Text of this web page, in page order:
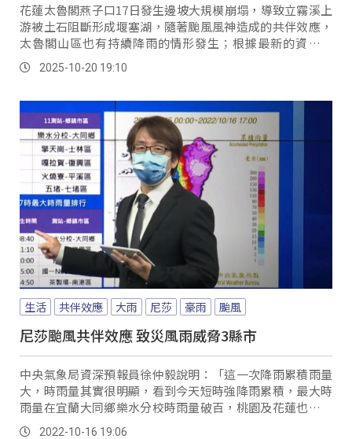
花蓮太魯閣燕子口17日發生邊坡大規模崩塌，導致立霧溪上
游被土石阻斷形成堰塞湖，隨著颱風風神造成的共伴效應，
太魯閣山區也有持續降雨的情形發生；根據最新的資訊指
出，目前水位距離壩頂僅約4.8公尺，秀林鄉公所也在19日啟
動應變措施，針對下游地區包含富世村的民樂部落還有秀林
2025-10-20 19:10
生活 共伴效應 大雨 尼莎 豪雨 颱風
尼莎颱風共伴效應 致災風雨威脅3縣市
中央氣象局資深預報員徐仲毅說明：「這一次降雨累積雨量
大，時雨量其實很明顯，看到今天短時強降雨累積，最大時
雨量在宜蘭大同鄉樂水分校時雨量破百，桃園及花蓮也出現
時雨量80毫米以上，短時強降雨將當明顯。
2022-10-16 19:06